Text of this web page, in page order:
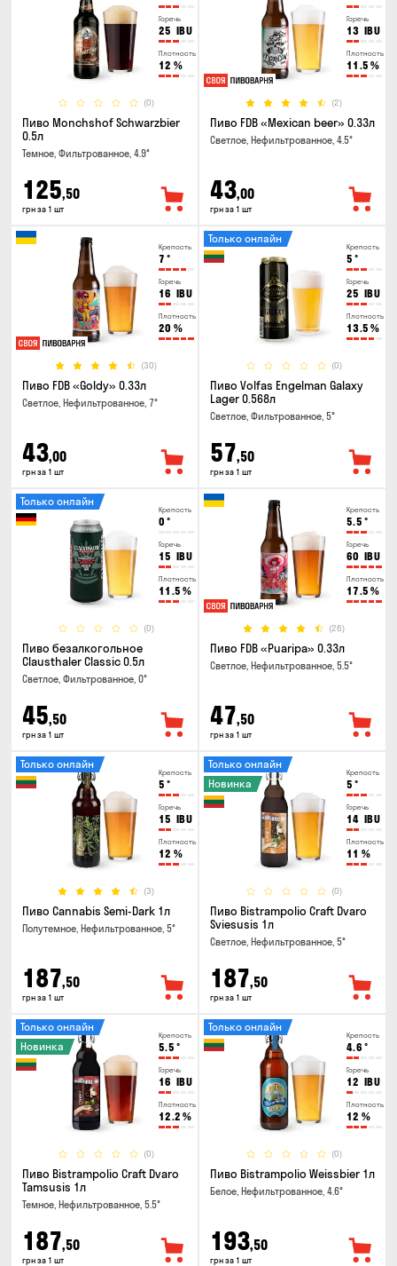
Горечь
25 IBU
Плотность
12 %
(0)
Пиво Monchshof Schwarzbier
0.5л
Темное, Фильтрованное, 4.9°
125,50
грн за 1 шт
Горечь
13 IBU
Плотность
11.5 %
(2)
Пиво FDB «Mexican beer» 0.33л
Светлое, Нефильтрованное, 4.5°
43,00
грн за 1 шт
Крепость
7 °
Горечь
16 IBU
Плотность
20 %
(30)
Пиво FDB «Goldy» 0.33л
Светлое, Нефильтрованное, 7°
43,00
грн за 1 шт
Крепость
5 °
Горечь
25 IBU
Плотность
13.5 %
(0)
Только онлайн
Пиво Volfas Engelman Galaxy
Lager 0.568л
Светлое, Фильтрованное, 5°
57,50
грн за 1 шт
Крепость
0 °
Горечь
15 IBU
Плотность
11.5 %
(0)
Только онлайн
Пиво безалкогольное
Clausthaler Classic 0.5л
Светлое, Фильтрованное, 0°
45,50
грн за 1 шт
Крепость
5.5 °
Горечь
60 IBU
Плотность
17.5 %
(26)
Пиво FDB «Puaripa» 0.33л
Светлое, Нефильтрованное, 5.5°
47,50
грн за 1 шт
Крепость
5 °
Горечь
15 IBU
Плотность
12 %
(3)
Только онлайн
Пиво Cannabis Semi-Dark 1л
Полутемное, Нефильтрованное, 5°
187,50
грн за 1 шт
Крепость
5 °
Горечь
14 IBU
Плотность
11 %
(0)
Только онлайн
Новинка
Пиво Bistrampolio Craft Dvaro
Sviesusis 1л
Светлое, Нефильтрованное, 5°
187,50
грн за 1 шт
Крепость
5.5 °
Горечь
16 IBU
Плотность
12.2 %
(0)
Только онлайн
Новинка
Пиво Bistrampolio Craft Dvaro
Tamsusis 1л
Темное, Нефильтрованное, 5.5°
187,50
грн за 1 шт
Крепость
4.6 °
Горечь
12 IBU
Плотность
12 %
(0)
Только онлайн
Пиво Bistrampolio Weissbier 1л
Белое, Нефильтрованное, 4.6°
193,50
грн за 1 шт